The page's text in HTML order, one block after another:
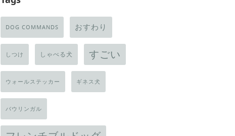
DOG COMMANDS おすわり
しつけ しゃべる犬 すごい
ウォールステッカー ギネス犬
バウリンガル